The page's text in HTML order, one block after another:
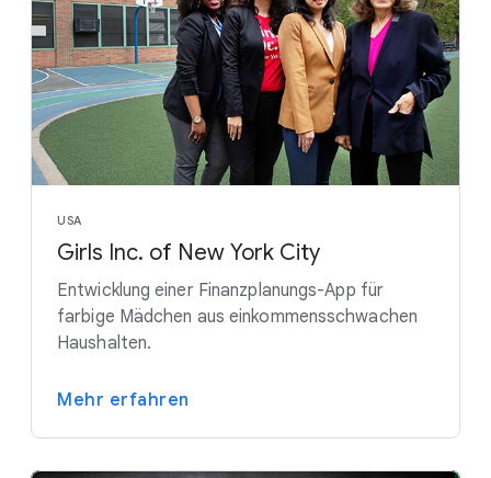
USA
Girls Inc. of New York City
Entwicklung einer Finanzplanungs-App für
farbige Mädchen aus einkommensschwachen
Haushalten.
Mehr erfahren